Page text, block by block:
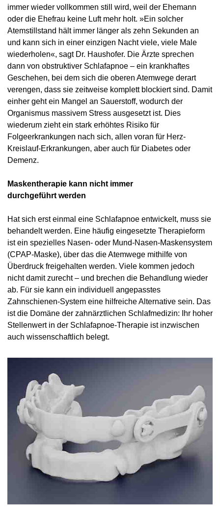
immer wieder vollkommen still wird, weil der Ehemann
oder die Ehefrau keine Luft mehr holt. »Ein solcher
Atemstillstand hält immer länger als zehn Sekunden an
und kann sich in einer einzigen Nacht viele, viele Male
wiederholen«, sagt Dr. Haushofer. Die Ärzte sprechen
dann von obstruktiver Schlafapnoe – ein krankhaftes
Geschehen, bei dem sich die oberen Atemwege derart
verengen, dass sie zeitweise komplett blockiert sind. Damit
einher geht ein Mangel an Sauerstoff, wodurch der
Organismus massivem Stress ausgesetzt ist. Dies
wiederum zieht ein stark erhöhtes Risiko für
Folgeerkrankungen nach sich, allen voran für Herz-
Kreislauf-Erkrankungen, aber auch für Diabetes oder
Demenz.
Maskentherapie kann nicht immer
durchgeführt werden
Hat sich erst einmal eine Schlafapnoe entwickelt, muss sie
behandelt werden. Eine häufig eingesetzte Therapieform
ist ein spezielles Nasen- oder Mund-Nasen-Maskensystem
(CPAP-Maske), über das die Atemwege mithilfe von
Überdruck freigehalten werden. Viele kommen jedoch
nicht damit zurecht – und brechen die Behandlung wieder
ab. Für sie kann ein individuell angepasstes
Zahnschienen-System eine hilfreiche Alternative sein. Das
ist die Domäne der zahnärztlichen Schlafmedizin: Ihr hoher
Stellenwert in der Schlafapnoe-Therapie ist inzwischen
auch wissenschaftlich belegt.